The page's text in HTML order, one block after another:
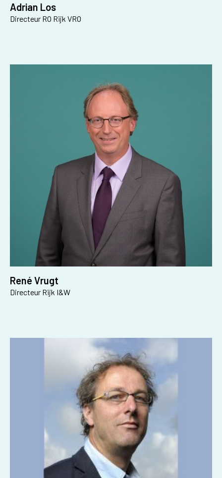
Adrian Los
Directeur RO Rijk VRO
René Vrugt
Directeur Rijk I&W